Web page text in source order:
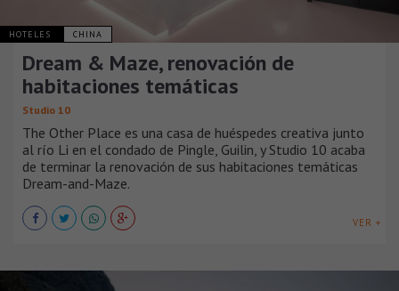
HOTELES CHINA
Dream & Maze, renovación de
habitaciones temáticas
Studio 10
The Other Place es una casa de huéspedes creativa junto
al río Li en el condado de Pingle, Guilin, y Studio 10 acaba
de terminar la renovación de sus habitaciones temáticas
Dream-and-Maze.
VER +